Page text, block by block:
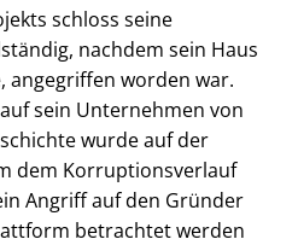
schloss seine
nachdem sein Haus
angegriffen worden war.
sein Unternehmen von
wurde auf der
dem Korruptionsverlauf
Angriff auf den Gründer
betrachtet werden